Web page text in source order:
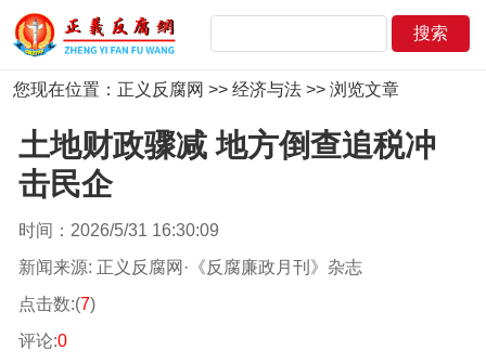
您现在位置： 正义反腐网 >> 经济与法>> 浏览文章
土地财政骤减 地方倒查追税冲
击民企
时间：2026/5/31 16:30:09
新闻来源: 正义反腐网·《反腐廉政月刊》杂志
点击数:(7)
评论:0